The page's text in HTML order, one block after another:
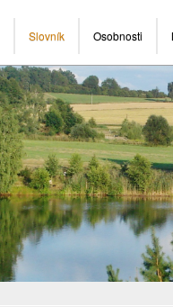
Slovník Osobnosti